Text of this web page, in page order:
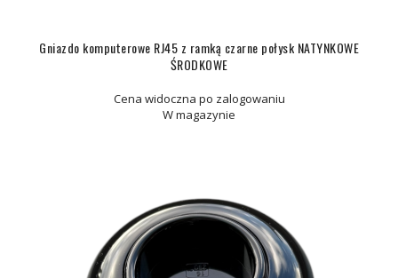
Gniazdo komputerowe RJ45 z ramką czarne połysk NATYNKOWE
ŚRODKOWE
Cena widoczna po zalogowaniu
W magazynie